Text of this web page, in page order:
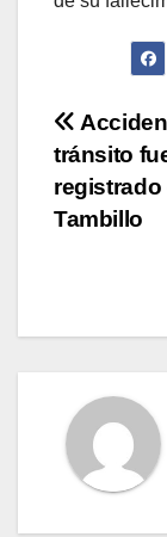
de
tránsito
registrado
Tambillo